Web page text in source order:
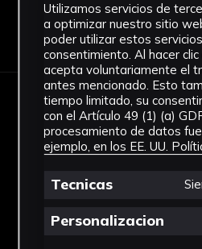
Utilizamos servicios de
a optimizar nuestro sitio
poder utilizar estos
consentimiento. Al hacer
acepta voluntariamente el
antes mencionado. Esto
tiempo limitado, su
con el Artículo 49 (1) (a)
procesamiento de datos
ejemplo, en los EE. UU.
Tecnicas
Personalizacion